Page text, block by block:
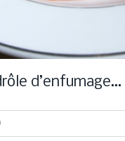
d’enfumage…